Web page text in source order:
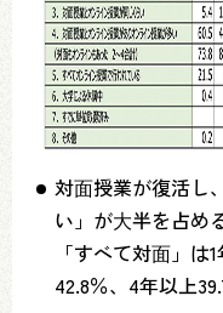
対⾯授業が復活し
い」が⼤半を占め
「すべて対⾯」は
42.8％、4年以上